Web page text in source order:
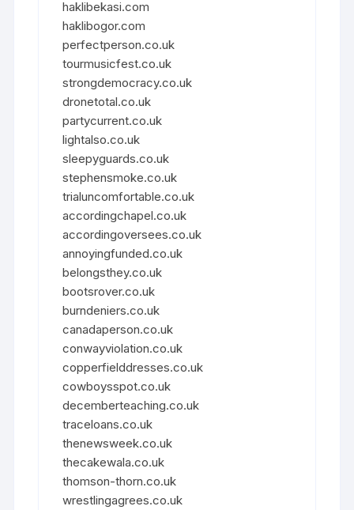
haklibekasi.com
haklibogor.com
perfectperson.co.uk
tourmusicfest.co.uk
strongdemocracy.co.uk
dronetotal.co.uk
partycurrent.co.uk
lightalso.co.uk
sleepyguards.co.uk
stephensmoke.co.uk
trialuncomfortable.co.uk
accordingchapel.co.uk
accordingoversees.co.uk
annoyingfunded.co.uk
belongsthey.co.uk
bootsrover.co.uk
burndeniers.co.uk
canadaperson.co.uk
conwayviolation.co.uk
copperfielddresses.co.uk
cowboysspot.co.uk
decemberteaching.co.uk
traceloans.co.uk
thenewsweek.co.uk
thecakewala.co.uk
thomson-thorn.co.uk
wrestlingagrees.co.uk